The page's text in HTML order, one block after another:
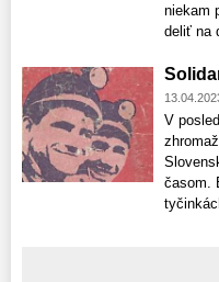
niekam
deliť na
V
časom.